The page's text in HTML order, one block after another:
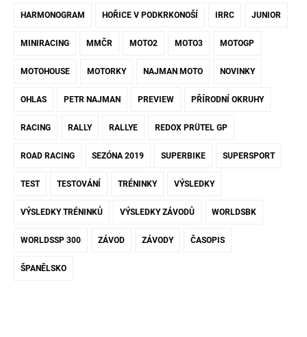
HARMONOGRAM HOŘICE V PODKRKONOŠÍ IRRC JUNIOR
MINIRACING MMČR MOTO2 MOTO3 MOTOGP
MOTOHOUSE MOTORKY NAJMAN MOTO NOVINKY
OHLAS PETR NAJMAN PREVIEW PŘÍRODNÍ OKRUHY
RACING RALLY RALLYE REDOX PRÜTEL GP
ROAD RACING SEZÓNA 2019 SUPERBIKE SUPERSPORT
TEST TESTOVÁNÍ TRÉNINKY VÝSLEDKY
VÝSLEDKY TRÉNINKŮ VÝSLEDKY ZÁVODŮ WORLDSBK
WORLDSSP 300 ZÁVOD ZÁVODY ČASOPIS
ŠPANĚLSKO